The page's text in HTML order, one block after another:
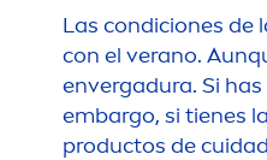
Las condiciones de
con el verano.
envergadura. Si
embargo, si tienes
productos de